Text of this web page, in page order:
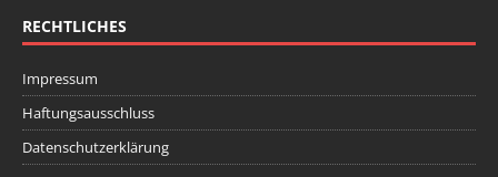
RECHTLICHES
Impressum
Haftungsausschluss
Datenschutzerklärung